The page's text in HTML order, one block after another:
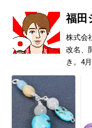
福田
株式会
改名、
き。4